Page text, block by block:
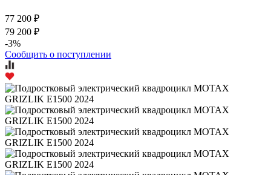
77 200 ₽
79 200 ₽
-3%
Сообщить о поступлении